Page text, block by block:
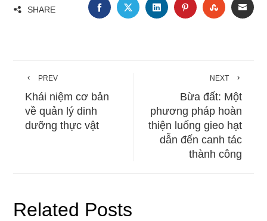
SHARE FACEBOOKTWITTERLINKEDINPINTEREST
PREV
Khái niệm cơ bản
về quản lý dinh
dưỡng thực vật
NEXT
Bừa đất: Một
phương pháp hoàn
thiện luống gieo hạt
dẫn đến canh tác
thành công
Related Posts